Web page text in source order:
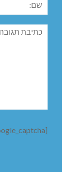
תגובה
[bws_google_captcha]